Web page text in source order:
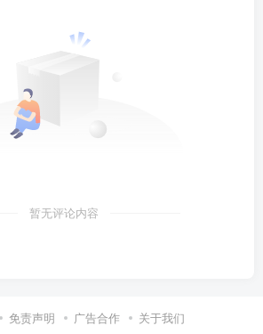
暂无评论内容
免责声明 广告合作 关于我们